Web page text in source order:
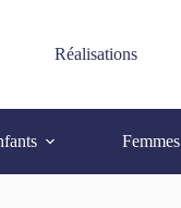
Réalisations
Femmes